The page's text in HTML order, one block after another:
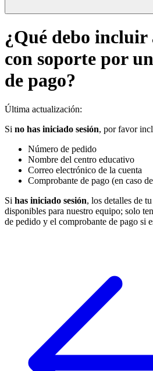
¿Qué debo
con soporte por
de pago?
Última actualización:
Si no has iniciado sesión, por favor
Número de pedido
Nombre del centro educativo
Correo electrónico de la cuenta
Comprobante de pago (en caso
Si has iniciado sesión, los detalles de
disponibles para nuestro equipo; solo
de pedido y el comprobante de pago si